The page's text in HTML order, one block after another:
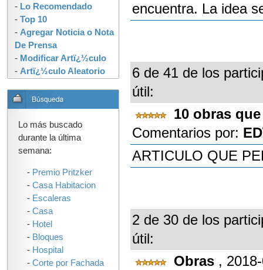
encuentra. La idea
6 de 41 de los
útil:
10 obras
Comentarios por:
ARTICULO QUE
2 de 30 de los
útil:
Obras ,
- Lo Recomendado
- Top 10
- Agregar Noticia o Nota
De Prensa
- Modificar Artï¿½culo
- Artï¿½culo Aleatorio
Lo más buscado
durante la última
semana:
- Premio Pritzker
- Casa Habitacion
- Escaleras
- Casa
- Hotel
- Bloques
- Hospital
- Corte por Fachada